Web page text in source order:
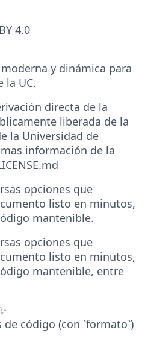
4.0
y dinámica para
la UC.
directa de la
liberada de la
la Universidad de
información de la
opciones que
listo en minutos,
mantenible.
opciones que
listo en minutos,
mantenible, entre
de código (con `formato`)